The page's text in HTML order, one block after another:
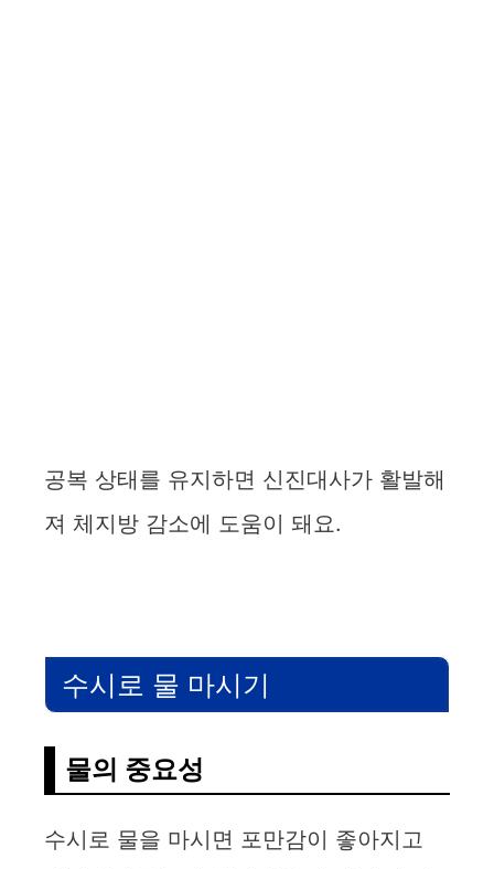
공복 상태를 유지하면 신진대사가 활발해
져 체지방 감소에 도움이 돼요.
수시로 물 마시기
물의 중요성
수시로 물을 마시면 포만감이 좋아지고